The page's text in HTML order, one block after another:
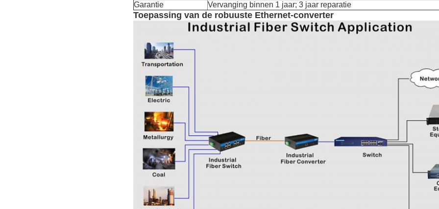
Garantie
Vervanging binnen 1 jaar; 3 jaar reparatie
Toepassing van de robuuste Ethernet-converter